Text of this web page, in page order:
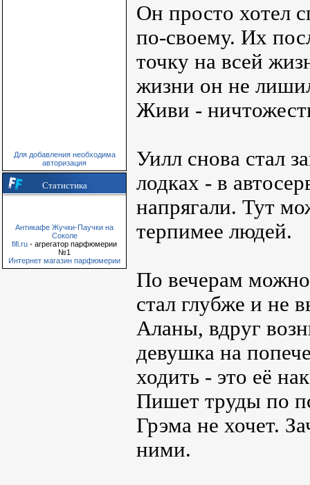
Для добавления необходима
авторизация
Статистика
Антикафе Жучки-Паучки на
Соколе
fifi.ru - агрегатор парфюмерии
№1
Интернет магазин парфюмерии
Он просто хотел
по-своему. Их
точку на всей
жизни он не
Живи -
Уилл снова стал
лодках - в
напрягали. Тут
терпимее людей.
По вечерам
стал глубже и не
Аланы, вдруг
девушка на
ходить - это её
Пишет труды по
Грэма не хочет.
ними.